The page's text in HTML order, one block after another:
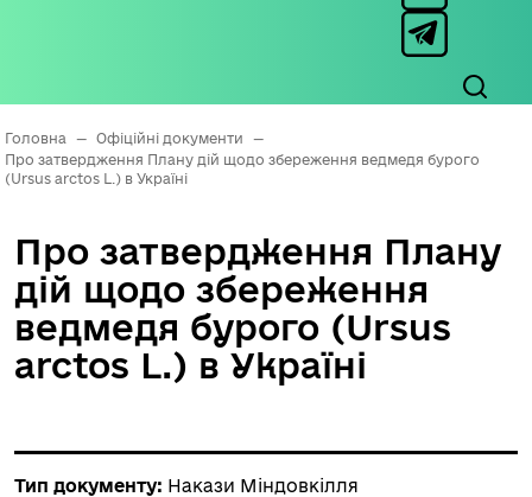
Головна — Офіційні документи
—
Про затвердження Плану дій щодо збереження ведмедя бурого
(Ursus arctos L.) в Україні
Про затвердження Плану
дій щодо збереження
ведмедя бурого (Ursus
arctos L.) в Україні
Тип документу: Накази Міндовкілля